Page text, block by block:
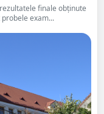
finale obținute
exam...